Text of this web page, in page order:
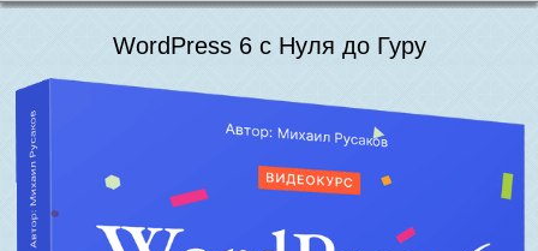
WordPress 6 с Нуля до Гуру